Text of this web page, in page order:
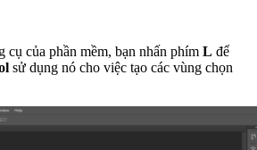
cụ của phần mềm, bạn nhấn phím L để
sử dụng nó cho việc tạo các vùng chọn